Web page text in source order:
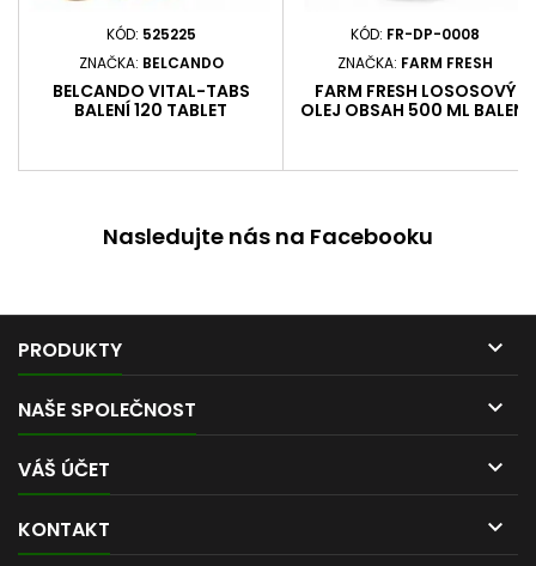
KÓD: 525225
ZNAČKA: BELCANDO
BELCANDO VITAL-TABS
BALENÍ 120 TABLET
KÓD: FR-DP-0008
ZNAČKA: FARM FRESH
FARM FRESH LOSOSOVÝ
OLEJ OBSAH 500 ML BALENÍ
Nasledujte nás na Facebooku
PRODUKTY 
NAŠE SPOLEČNOST 
VÁŠ ÚČET 
KONTAKT 